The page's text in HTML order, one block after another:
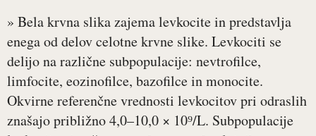
» Bela krvna slika zajema levkocite in predstavlja
enega od delov celotne krvne slike. Levkociti se
delijo na različne subpopulacije: nevtrofilce,
limfocite, eozinofilce, bazofilce in monocite.
Okvirne referenčne vrednosti levkocitov pri odraslih
znašajo približno 4,0–10,0 × 10⁹/L. Subpopulacije